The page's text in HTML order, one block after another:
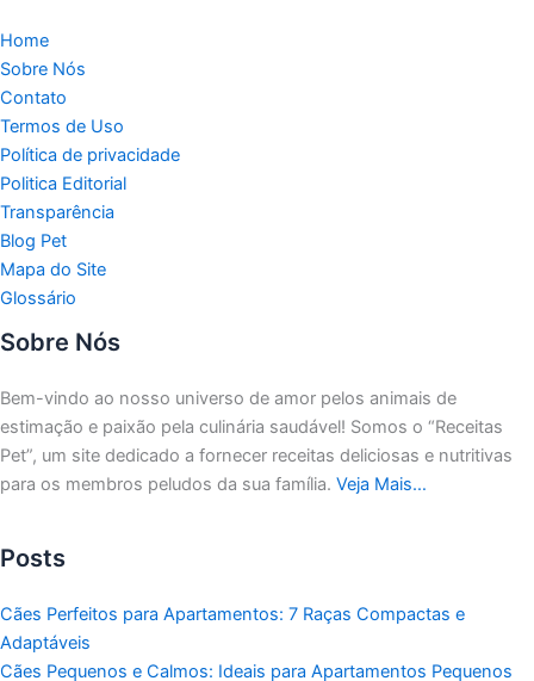
Home
Sobre Nós
Contato
Termos de Uso
Política de privacidade
Politica Editorial
Transparência
Blog Pet
Mapa do Site
Glossário
Sobre Nós
Bem-vindo ao nosso universo de amor pelos animais de
estimação e paixão pela culinária saudável! Somos o “Receitas
Pet”, um site dedicado a fornecer receitas deliciosas e nutritivas
para os membros peludos da sua família. Veja Mais…
Posts
Cães Perfeitos para Apartamentos: 7 Raças Compactas e
Adaptáveis
Cães Pequenos e Calmos: Ideais para Apartamentos Pequenos